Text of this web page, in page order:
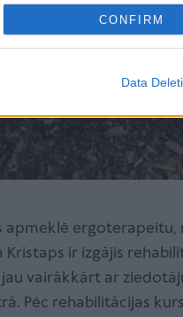
CONFIRM
Data
apmeklē
Kristaps ir izgājis
vairākkārt ar
Pēc rehabilitācijas